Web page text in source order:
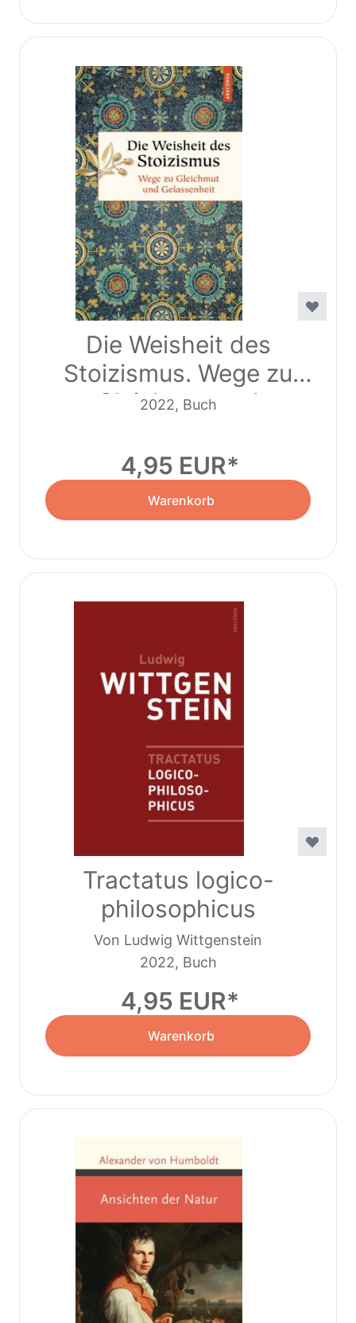
Die Weisheit des
Stoizismus. Wege zu
Gleichmut und
2022, Buch
4,95 EUR
Warenkorb
Tractatus logico-
philosophicus
Von Ludwig Wittgenstein
2022, Buch
4,95 EUR
Warenkorb